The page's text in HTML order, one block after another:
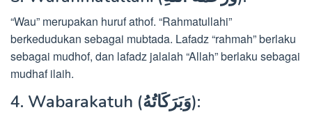
“Wau” merupakan huruf athof. “Rahmatullahi”
berkedudukan sebagai mubtada. Lafadz “rahmah” berlaku
sebagai mudhof, dan lafadz jalalah “Allah” berlaku sebagai
mudhaf ilaih.
4. Wabarakatuh (وَبَرَكَاتُهُ):